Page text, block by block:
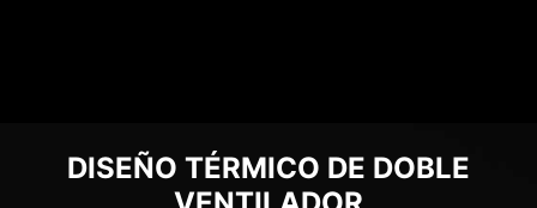
DISEÑO TÉRMICO DE DOBLE